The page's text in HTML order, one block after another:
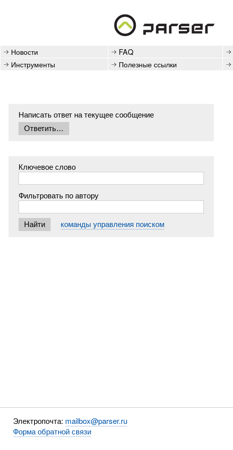
Новости FAQ
Инструменты
Полезные ссылки
Написать ответ на текущее сообщение
Ключевое слово
Фильтровать по автору
команды управления поиском
Электропочта: mailbox@parser.ru
Форма обратной связи